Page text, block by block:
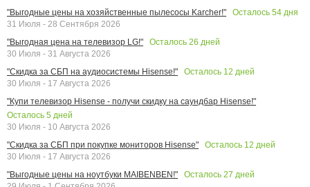
"Выгодные цены на хозяйственные пылесосы Karcher!"
Осталось 54 дня
31 Июля - 28 Сентября 2026
"Выгодная цена на телевизор LG!"
Осталось 26 дней
30 Июля - 31 Августа 2026
"Скидка за СБП на аудиосистемы Hisense!"
Осталось 12 дней
30 Июля - 17 Августа 2026
"Купи телевизор Hisense - получи скидку на саундбар Hisense!"
Осталось 5 дней
30 Июля - 10 Августа 2026
"Скидка за СБП при покупке мониторов Hisense"
Осталось 12 дней
30 Июля - 17 Августа 2026
"Выгодные цены на ноутбуки MAIBENBEN!"
Осталось 27 дней